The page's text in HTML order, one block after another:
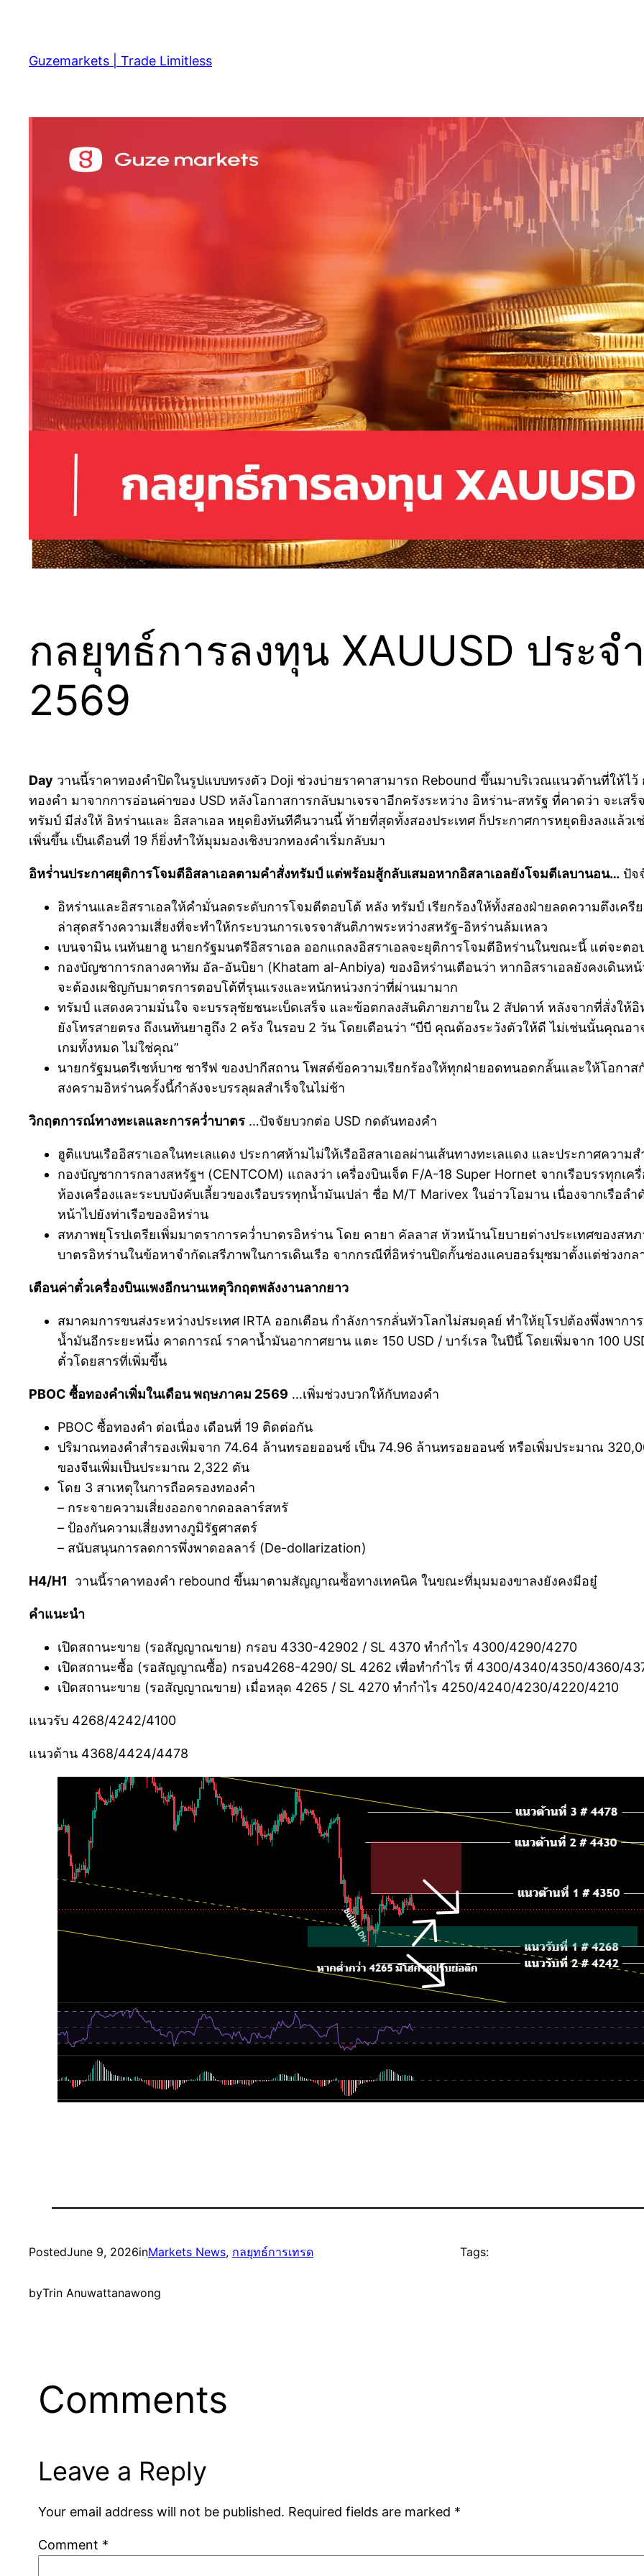
content
Guzemarkets | Trade Limitless
กลยุทธ์การลงทุน XAUUSD ประจ
2569
Day วานนี้ราคาทองคำปิดในรูปแบบทรงตัว Doji ช่วงบ่ายราคาสามารถ Rebound ขึ้นมาบริเวณแนวต้านที่ให้ไ
ทองคำ มาจากการอ่อนค่าของ USD หลังโอกาสการกลับมาเจรจาอีกครังระหว่าง อิหร่าน-สหรัฐ ที่คาดว่า จะเ
ทรัมป์ มีส่งให้ อิหร่านและ อิสลาเอล หยุดยิงทันทีคืนวานนี้ ท้ายที่สุดทั้งสองประเทศ ก็ประกาศการหยุดยิงลงแล้ว
เพิ่นขึ้น เป็นเดือนที่ 19 ก็ยิ่งทำให้มุมมองเชิงบวกทองคำเริ่มกลับมา
อิหร่่านประกาศยุติการโจมตีอิสลาเอลตามคำสั่งทรัมป์ แต่พร้อมสู้กลับเสมอหากอิสลาเอลยังโจมตีเลบานอน… ปัจ
อิหร่านและอิสราเอลให้คำมั่นลดระดับการโจมตีตอบโต้ หลัง ทรัมป์ เรียกร้องให้ทั้งสองฝ่ายลดความตึงเค
ล่าสุดสร้างความเสี่ยงที่จะทำให้กระบวนการเจรจาสันติภาพระหว่างสหรัฐ-อิหร่านล้มเหลว
เบนจามิน เนทันยาฮู นายกรัฐมนตรีอิสราเอล ออกแถลงอิสราเอลจะยุติการโจมตีอิหร่านในขณะนี้ แต่จะต
กองบัญชาการกลางคาทัม อัล-อันบิยา (Khatam al-Anbiya) ของอิหร่านเตือนว่า หากอิสราเอลยังคงเดิน
จะต้องเผชิญกับมาตรการตอบโต้ที่รุนแรงและหนักหน่วงกว่าที่ผ่านมามาก
ทรัมป์ แสดงความมั่นใจ จะบรรลุชัยชนะเบ็ดเสร็จ และข้อตกลงสันติภายภายใน 2 สัปดาห์ หลังจากที่สั่งให้
ยังโทรสายตรง ถึงเนทันยาฮูถึง 2 คร้ง ในรอบ 2 วัน โดยเตือนว่า “บีบี คุณต้องระวังตัวให้ดี ไม่เช่นนั้นคุณอ
เกมทั้งหมด ไม่ใช่คุณ”
นายกรัฐมนตรีเชห์บาซ ชารีฟ ของปากีสถาน โพสต์ข้อความเรียกร้องให้ทุกฝ่ายอดทนอดกลั้นและให้โอกา
สงครามอิหร่านครั้งนี้กำลังจะบรรลุผลสำเร็จในไม่ช้า
วิกฤตการณ์ทางทะเลและการคว่ำบาตร …ปัจจัยบวกต่อ USD กดดันทองคำ
ฮูติแบนเรืออิสราเอลในทะเลแดง ประกาศห้ามไม่ให้เรืออิสลาเอลผ่านเส้นทางทะเลแดง และประกาศความ
กองบัญชาการกลางสหรัฐฯ (CENTCOM) แถลงว่า เครื่องบินเจ็ต F/A-18 Super Hornet จากเรือบรรทุกเค
ห้องเครื่องและระบบบังคับเลี้ยวของเรือบรรทุกน้ำมันเปล่า ชื่อ M/T Marivex ในอ่าวโอมาน เนื่องจากเรือ
หน้าไปยังท่าเรือของอิหร่าน
สหภาพยุโรปเตรียเพิ่มมาตราการคว่ำบาตรอิหร่าน โดย คายา คัลลาส หัวหน้านโยบายต่างประเทศของสห
บาตรอิหร่านในข้อหาจำกัดเสรีภาพในการเดินเรือ จากกรณีที่อิหร่านปิดกั้นช่องแคบฮอร์มุซมาตั้งแต่ช่วงกลา
เตือนค่าตั๋วเครื่องบินแพงอีกนานเหตุวิกฤตพลังงานลากยาว
สมาคมการขนส่งระหว่างประเทศ IRTA ออกเตือน กำลังการกลั่นทัวโลกไม่สมดุลย์ ทำให้ยุโรปต้องพึ่งพาก
น้ำมันอีกระยะหนึ่ง คาดการณ์ ราคาน้ำมันอากาศยาน แตะ 150 USD / บาร์เรล ในปีนี้ โดยเพิ่มจาก 100
ตั๋วโดยสารที่เพิ่มขึ้น
PBOC ซื้อทองคำเพิ่มในเดือน พฤษภาคม 2569 …เพิ่มช่วงบวกให้กับทองคำ
PBOC ซื้อทองคำ ต่อเนื่อง เดือนที่ 19 ติดต่อกัน
ปริมาณทองคำสำรองเพิ่มจาก 74.64 ล้านทรอยออนซ์ เป็น 74.96 ล้านทรอยออนซ์ หรือเพิ่มประมาณ
ของจีนเพิ่มเป็นประมาณ 2,322 ตัน
โดย 3 สาเหตุในการถือครองทองคำ
– กระจายความเสี่ยงออกจากดอลลาร์สหรั
– ป้องกันความเสี่ยงทางภูมิรัฐศาสตร์
– สนับสนุนการลดการพึ่งพาดอลลาร์ (De-dollarization)
H4/H1 วานนี้ราคาทองคำ rebound ขึ้นมาตามสัญญาณซ์้อทางเทคนิค ในขณะที่มุมมองขาลงยังคงมีอยู๋
คำแนะนำ
เปิดสถานะขาย (รอสัญญาณขาย) กรอบ 4330-42902 / SL 4370 ทำกำไร 4300/4290/4270
เปิดสถานะซื้อ (รอสัญญาณซื้อ) กรอบ4268-4290/ SL 4262 เพื่อทำกำไร ที่ 4300/4340/4350/4360/
เปิดสถานะขาย (รอสัญญาณขาย) เมื่อหลุด 4265 / SL 4270 ทำกำไร 4250/4240/4230/4220/4210
แนวรับ 4268/4242/4100
แนวต้าน 4368/4424/4478
PostedJune 9, 2026inMarkets News, กลยุทธ์การเทรด
byTrin Anuwattanawong
Tags:
Comments
Leave a Reply
Your email address will not be published. Required fields are marked *
Comment *